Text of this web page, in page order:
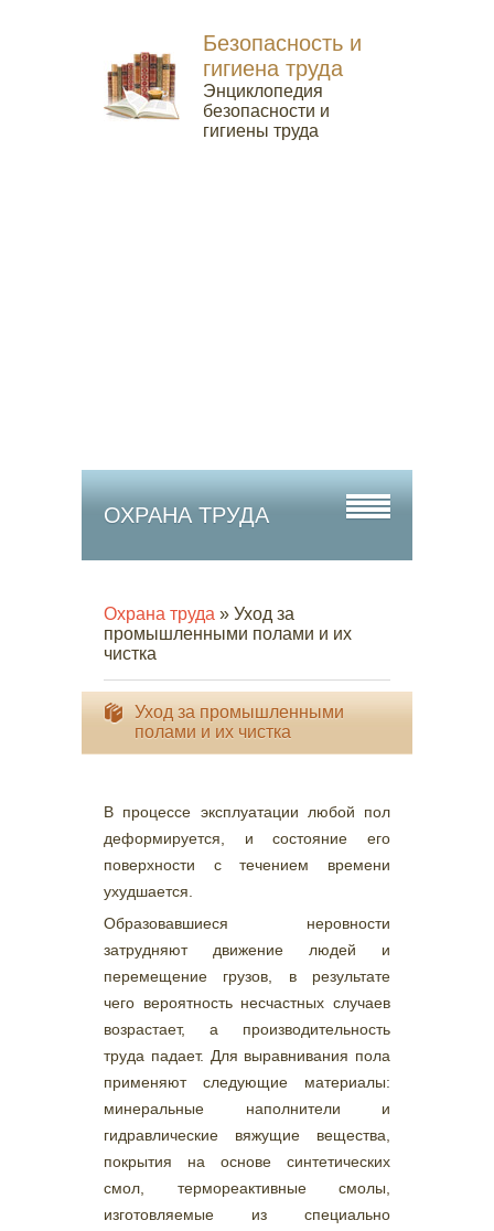
Безопасность и
гигиена труда
Энциклопедия
безопасности и
гигиены труда
ОХРАНА ТРУДА
Охрана труда » Уход за
промышленными полами и их
чистка
Уход за промышленными
полами и их чистка
В процессе эксплуатации любой пол
деформируется, и состояние его
поверхности с течением времени
ухудшается.
Образовавшиеся неровности
затрудняют движение людей и
перемещение грузов, в результате
чего вероятность несчастных случаев
возрастает, а производительность
труда падает. Для выравнивания пола
применяют следующие материалы:
минеральные наполнители и
гидравлические вяжущие вещества,
покрытия на основе синтетических
смол, термореактивные смолы,
изготовляемые из специально